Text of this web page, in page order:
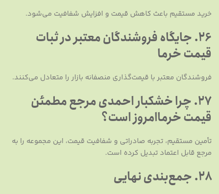
خرید مستقیم باعث کاهش قیمت و افزایش شفافیت می‌شود.
26. جایگاه فروشندگان معتبر در ثبات
قیمت خرما
فروشندگان معتبر با قیمت‌گذاری منصفانه بازار را متعادل می‌کنند.
27. چرا خشکبار احمدی مرجع مطمئن
قیمت خرماامروز است؟
تأمین مستقیم، تجربه صادراتی و شفافیت قیمت، این مجموعه را به
مرجع قابل اعتماد تبدیل کرده است.
۲۸. جمع‌بندی نهایی